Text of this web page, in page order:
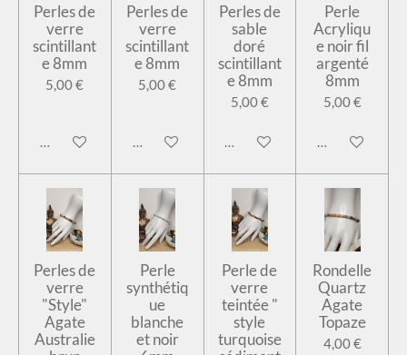
Perles de
verre
scintillant
e 8mm
5,00 €
Ajouter au panier
Perles de
verre
scintillant
e 8mm
5,00 €
Ajouter au panier
Perles de
sable
doré
scintillant
e 8mm
5,00 €
Ajouter au panier
Perle
Acryliqu
e noir fil
argenté
8mm
5,00 €
Ajouter au
Perles de
verre
"Style"
Agate
Australie
Perle
synthétiq
ue
blanche
et noir
Perle de
verre
teintée "
style
turquoise
Rondelle
Quartz
Agate
Topaze
4,00 €